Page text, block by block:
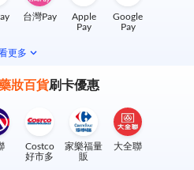
台灣Pay
Apple
Pay
Google
Pay
更多
妝百貨刷卡優惠
Costco
好市多
家樂福量
販
大全聯